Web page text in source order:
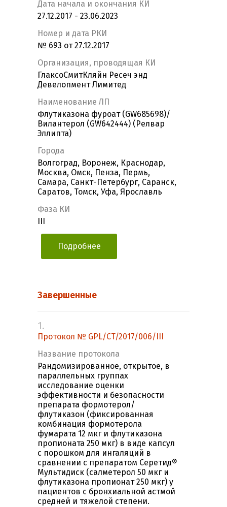
Дата начала и окончания КИ
27.12.2017 - 23.06.2023
Номер и дата РКИ
№ 693 от 27.12.2017
Организация, проводящая КИ
ГлаксоСмитКляйн Ресеч энд
Девелопмент Лимитед
Наименование ЛП
Флутиказона фуроат (GW685698)/
Вилантерол (GW642444) (Релвар
Эллипта)
Города
Волгоград, Воронеж, Краснодар,
Москва, Омск, Пенза, Пермь,
Самара, Санкт-Петербург, Саранск,
Саратов, Томск, Уфа, Ярославль
Фаза КИ
Подробнее
Завершенные
1.
Протокол № GPL/CT/2017/006/III
Название протокола
Рандомизированное, открытое, в
параллельных группах
исследование оценки
эффективности и безопасности
препарата формотерол/
флутиказон (фиксированная
комбинация формотерола
фумарата 12 мкг и флутиказона
пропионата 250 мкг) в виде капсул
с порошком для ингаляций в
сравнении с препаратом Серетид®
Мультидиск (салметерол 50 мкг и
флутиказона пропионат 250 мкг) у
пациентов с бронхиальной астмой
средней и тяжелой степени.